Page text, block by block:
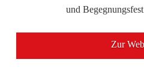
und
Zur